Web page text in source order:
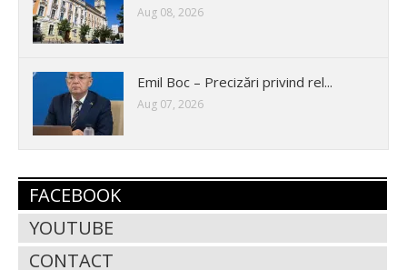
Aug 08, 2026
Emil Boc – Precizări privind rel...
Aug 07, 2026
FACEBOOK
YOUTUBE
CONTACT